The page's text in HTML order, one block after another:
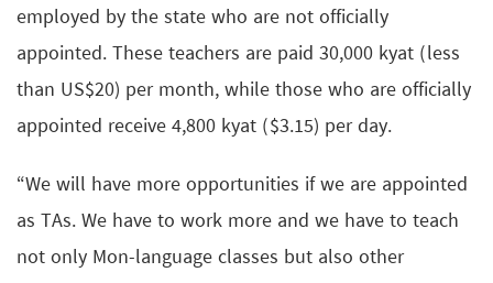
employed by the state who are not officially
appointed. These teachers are paid 30,000 kyat (less
than US$20) per month, while those who are officially
appointed receive 4,800 kyat ($3.15) per day.
“We will have more opportunities if we are appointed
as TAs. We have to work more and we have to teach
not only Mon-language classes but also other